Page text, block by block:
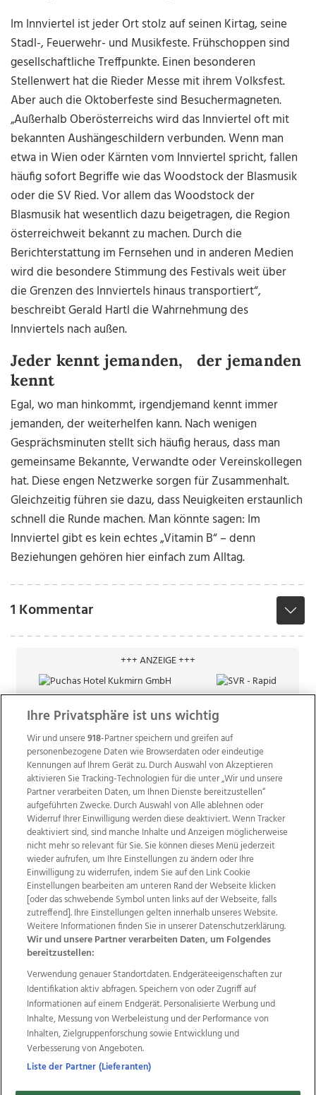
Im Innviertel ist jeder Ort stolz auf seinen Kirtag, seine
Stadl-, Feuerwehr- und Musikfeste. Frühschoppen sind
gesellschaftliche Treffpunkte. Einen besonderen
Stellenwert hat die Rieder Messe mit ihrem Volksfest.
Aber auch die Oktoberfeste sind Besuchermagneten.
„Außerhalb Oberösterreichs wird das Innviertel oft mit
bekannten Aushängeschildern verbunden. Wenn man
etwa in Wien oder Kärnten vom Innviertel spricht, fallen
häufig sofort Begriffe wie das Woodstock der Blasmusik
oder die SV Ried. Vor allem das Woodstock der
Blasmusik hat wesentlich dazu beigetragen, die Region
österreichweit bekannt zu machen. Durch die
Berichterstattung im Fernsehen und in anderen Medien
wird die besondere Stimmung des Festivals weit über
die Grenzen des Innviertels hinaus transportiert“,
beschreibt Gerald Hartl die Wahrnehmung des
Innviertels nach außen.
Jeder kennt jemanden, der jemanden
kennt
Egal, wo man hinkommt, irgendjemand kennt immer
jemanden, der weiterhelfen kann. Nach wenigen
Gesprächsminuten stellt sich häufig heraus, dass man
gemeinsame Bekannte, Verwandte oder Vereinskollegen
hat. Diese engen Netzwerke sorgen für Zusammenhalt.
Gleichzeitig führen sie dazu, dass Neuigkeiten erstaunlich
schnell die Runde machen. Man könnte sagen: Im
Innviertel gibt es kein echtes „Vitamin B“ – denn
Beziehungen gehören hier einfach zum Alltag.
1 Kommentar
+++ ANZEIGE +++
Wir über uns Mediadaten Kontakt
Jobs
Datenschutz
Impressum
AGB Anzeigekunden
AGB Website
Ehrenkodex Politische Werbung
Weitere Angebote des Medienhauses Wimmer
TV1 di-mog-i.at OÖNow
Ischler Woche
Life Radio
OÖNachrichten
OÖN Immobilien
OÖN Karriere
OÖN Reise
Promenaden Galerien
Regionaljobs
wasistlos.at
Ihre Privatsphäre ist uns wichtig
Wir und unsere918-Partner speichern und greifen auf
personenbezogene Daten wie Browserdaten oder eindeutige
Kennungen auf Ihrem Gerät zu. Durch Auswahl von Akzeptieren
aktivieren Sie Tracking-Technologien für die unter „Wir und unsere
Partner verarbeiten Daten, um Ihnen Dienste bereitzustellen“
aufgeführten Zwecke. Durch Auswahl von Alle ablehnen oder
Widerruf Ihrer Einwilligung werden diese deaktiviert. Wenn Tracker
deaktiviert sind, sind manche Inhalte und Anzeigen möglicherweise
nicht mehr so relevant für Sie. Sie können dieses Menü jederzeit
wieder aufrufen, um Ihre Einstellungen zu ändern oder Ihre
Einwilligung zu widerrufen, indem Sie auf den Link Cookie
Einstellungen bearbeiten am unteren Rand der Webseite klicken
[oder das schwebende Symbol unten links auf der Webseite, falls
zutreffend]. Ihre Einstellungen gelten innerhalb unseres Website.
Weitere Informationen finden Sie in unserer Datenschutzerklärung.
Wir und unsere Partner verarbeiten Daten, um Folgendes
bereitzustellen:
Verwendung genauer Standortdaten. Endgeräteeigenschaften zur
Identifikation aktiv abfragen. Speichern von oder Zugriff auf
Informationen auf einem Endgerät. Personalisierte Werbung und
Inhalte, Messung von Werbeleistung und der Performance von
Inhalten, Zielgruppenforschung sowie Entwicklung und
Verbesserung von Angeboten.
Liste der Partner (Lieferanten)